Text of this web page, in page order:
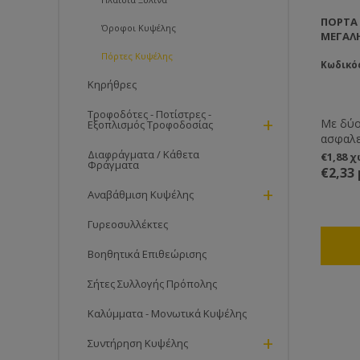
ΠΌΡΤΑ
Με δύο
στην
€1,88
Όροφοι Κυψέλης
Πόρτες Kυψέλης
Κηρήθρες
Τροφοδότες - Ποτίστρες -
Εξοπλισμός Τροφοδοσίας +
Διαφράγματα / Κάθετα
Φράγματα
Αναβάθμιση Κυψέλης +
Γυρεοσυλλέκτες
Βοηθητικά Επιθεώρισης
Σήτες Συλλογής Πρόπολης
Καλύμματα - Μονωτικά Κυψέλης
Συντήρηση Κυψέλης +